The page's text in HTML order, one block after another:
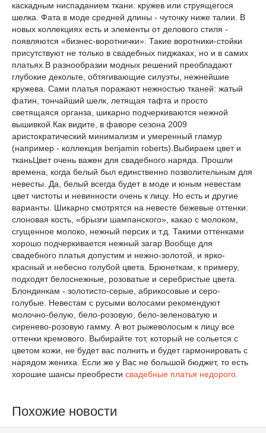
каскадным ниспаданием ткани: кружев или струящегося
шелка. Фата в моде средней длины - чуточку ниже талии. В
новых коллекциях есть и элементы от делового стиля -
появляются «бизнес-воротнички». Такие воротники-стойки
присутствуют не только в свадебных пиджаках, но и в самих
платьях.В разнообразии модных решений преобладают
глубокие декольте, обтягивающие силуэты, нежнейшие
кружева. Сами платья поражают нежностью тканей: жатый
фатин, тончайший шелк, летящая тафта и просто
светящаяся органза, шикарно подчеркиваются нежной
вышивкой.Как видите, в фаворе сезона 2009
аристократический минимализм и умеренный гламур
(например - коллекция benjamin roberts).Выбираем цвет и
тканьЦвет очень важен для свадебного наряда. Прошли
времена, когда белый был единственно позволительным для
невесты. Да, белый всегда будет в моде и юным невестам
цвет чистоты и невинности очень к лицу. Но есть и другие
варианты. Шикарно смотрятся на невесте бежевые оттенки:
слоновая кость, «брызги шампанского», какао с молоком,
сгущенное молоко, нежный персик и т.д. Такими оттенками
хорошо подчеркивается нежный загар.Вообще для
свадебного платья допустим и нежно-золотой, и ярко-
красный и небесно голубой цвета. Брюнеткам, к примеру,
подходят белоснежные, розоватые и серебристые цвета.
Блондинкам - золотисто-серые, абрикосовые и серо-
голубые. Невестам с русыми волосами рекомендуют
молочно-белую, бело-розовую, бело-зеленоватую и
сиренево-розовую гамму. А вот рыжеволосым к лицу все
оттенки кремового. Выбирайте тот, который не сольется с
цветом кожи, не будет вас полнить и будет гармонировать с
нарядом жениха. Если же у Вас не большой бюджет, то есть
хорошие шансы преобрести свадебные платья недорого.
Похожие новости